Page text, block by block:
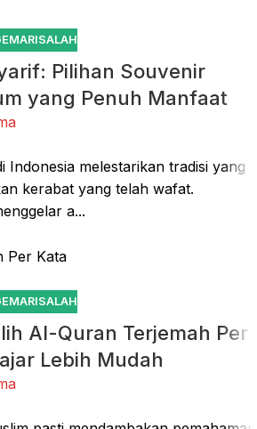
Pilihan Souvenir
yang Penuh Manfaat
Indonesia melestarikan tradisi yang
kerabat yang telah wafat.
a...
Al-Quran Terjemah Per
Lebih Mudah